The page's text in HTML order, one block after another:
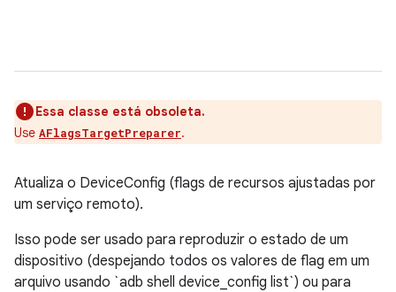
Essa classe está obsoleta.
Use AFlagsTargetPreparer.
Atualiza o DeviceConfig (flags de recursos ajustadas por
um serviço remoto).
Isso pode ser usado para reproduzir o estado de um
dispositivo (despejando todos os valores de flag em um
arquivo usando `adb shell device_config list`) ou para